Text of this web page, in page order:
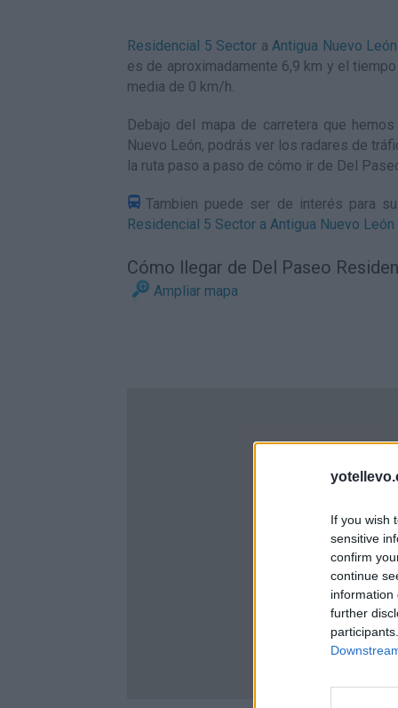
If you wish
sensitive
confirm
continue
information
further
Residencial 5 Sector a Antigua Nuevo León
es de aproximadamente 6,9 km y el
media de 0 km/h.
Debajo del mapa de carretera que
Nuevo León, podrás ver los radares de
la ruta paso a paso de cómo ir de Del
Tambien puede ser de interés para
Residencial 5 Sector a Antigua Nuevo León
Cómo llegar de Del Paseo
Ampliar mapa